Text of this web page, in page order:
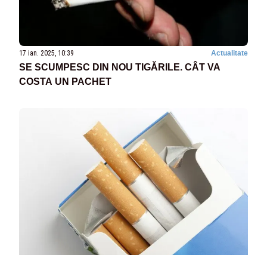
17 ian. 2025, 10:39 Actualitate
SE SCUMPESC DIN NOU TIGĂRILE. CÂT VA
COSTA UN PACHET